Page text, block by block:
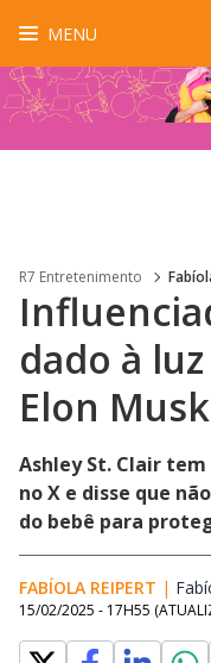
MENU
R7 Entretenimento
dado à
Elon Musk
Ashley St. Clair
no X e disse que
do bebê para
FABÍOLA REIPERT |
15/02/2025 - 17H55